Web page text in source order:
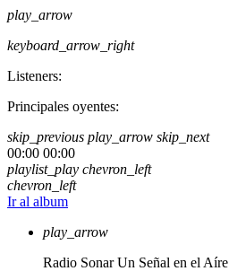
play_arrow
keyboard_arrow_right
Listeners:
Principales oyentes:
skip_previous play_arrow skip_next
00:00 00:00
playlist_play chevron_left
chevron_left
Ir al album
play_arrow
Radio Sonar Un Señal en el Aíre